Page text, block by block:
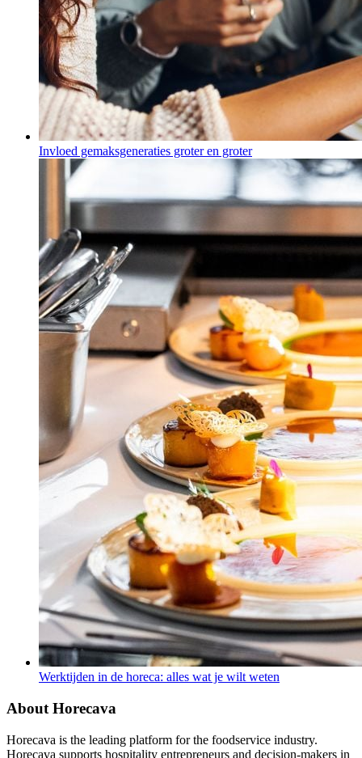
Invloed gemaksgeneraties groter en groter
Werktijden in de horeca: alles wat je wilt weten
About Horecava
Horecava is the leading platform for the foodservice industry.
Horecava supports hospitality entrepreneurs and decision-makers in